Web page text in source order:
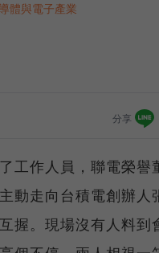
體與電子產業
分享
工作人員，聯電榮譽
動走向台積電創辦人
握。現場沒有人料到